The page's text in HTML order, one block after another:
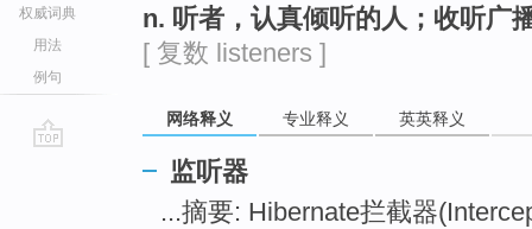
权威词典
用法
例句
n. 听者，认真倾听的人；收听广
[ 复数 listeners ]
网络释义 专业释义 英英释义
监听器
...摘要: Hibernate拦截器